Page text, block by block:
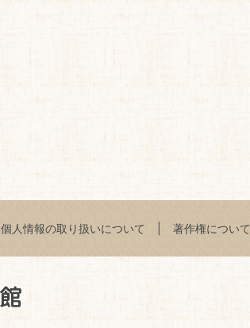
個人情報の取り扱いについて 著作権について